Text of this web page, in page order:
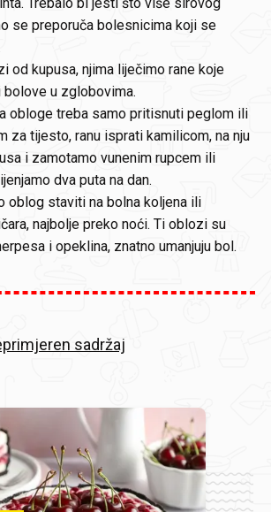
se preporuča bolesnicima koji se
od kupusa, njima liječimo rane koje
u zglobovima.
obloge treba samo pritisnuti peglom ili
za tijesto, ranu isprati kamilicom, na nju
i zamotamo vunenim rupcem ili
dva puta na dan.
oblog staviti na bolna koljena ili
najbolje preko noći. Ti oblozi su
i opeklina, znatno umanjuju bol.
sadržaj